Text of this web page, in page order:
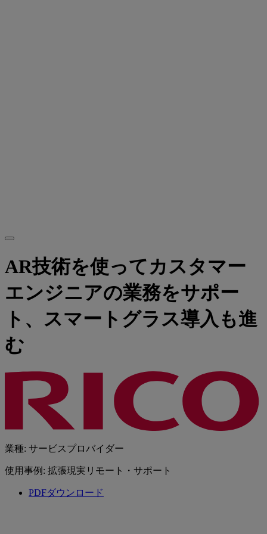
AR技術を使ってカスタマー
エンジニアの業務をサポー
ト、スマートグラス導入も進
む
業種: サービスプロバイダー
使用事例: 拡張現実リモート・サポート
PDFダウンロード